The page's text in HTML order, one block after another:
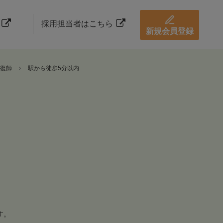
採用担当者はこちら
新規会員登録
師 駅から徒歩5分以内